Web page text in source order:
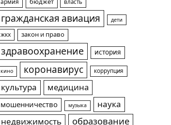
армия бюджет власть
гражданская авиация дети
жкх закон и право
здравоохранение история
кино коронавирус коррупция
культура медицина
мошенничество музыка
наука
недвижимость
образование